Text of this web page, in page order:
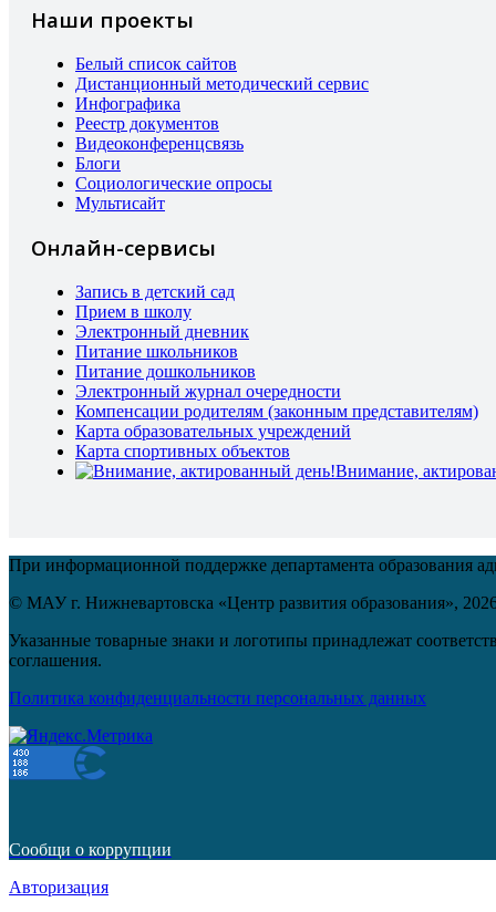
Наши проекты
Белый список сайтов
Дистанционный методический сервис
Инфографика
Реестр документов
Видеоконференцсвязь
Блоги
Социологические опросы
Мультисайт
Онлайн-сервисы
Запись в детский сад
Прием в школу
Электронный дневник
Питание школьников
Питание дошкольников
Электронный журнал очередности
Компенсации родителям (законным представителям)
Карта образовательных учреждений
Карта спортивных объектов
Внимание,
При информационной поддержке департамента образования
© МАУ г. Нижневартовска «Центр развития образования»,
Указанные товарные знаки и логотипы принадлежат
соглашения.
Политика конфиденциальности персональных данных
Сообщи о коррупции
Авторизация